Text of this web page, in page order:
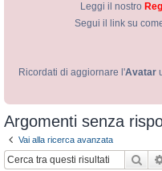
Leggi il nostro
Segui il link su
Ricordati di aggiornare l'Avatar
Argomenti senza
Vai alla ricerca avanzata